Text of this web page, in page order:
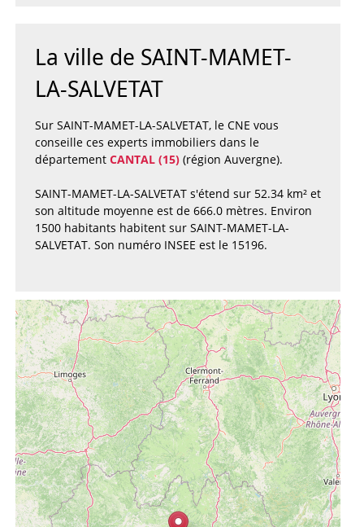
La ville de SAINT-MAMET-
LA-SALVETAT
Sur SAINT-MAMET-LA-SALVETAT, le CNE vous
conseille ces experts immobiliers dans le
département CANTAL (15)(région Auvergne).
SAINT-MAMET-LA-SALVETAT s'étend sur 52.34 km² et
son altitude moyenne est de 666.0 mètres. Environ
1500 habitants habitent sur SAINT-MAMET-LA-
SALVETAT. Son numéro INSEE est le 15196.